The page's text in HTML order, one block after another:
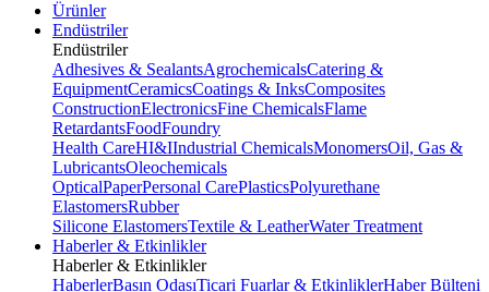
Ürünler
Endüstriler
Endüstriler
Adhesives & SealantsAgrochemicalsCatering &
EquipmentCeramicsCoatings & InksComposites
ConstructionElectronicsFine ChemicalsFlame
RetardantsFoodFoundry
Health CareHI&IIndustrial ChemicalsMonomersOil, Gas &
LubricantsOleochemicals
OpticalPaperPersonal CarePlasticsPolyurethane
ElastomersRubber
Silicone ElastomersTextile & LeatherWater Treatment
Haberler & Etkinlikler
Haberler & Etkinlikler
HaberlerBasın OdasıTicari Fuarlar & EtkinliklerHaber Bülteni